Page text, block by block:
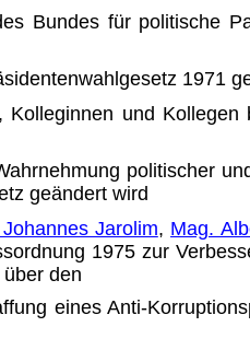
Bundes für politische
1971
Kolleginnen und Kollegen
politischer
geändert wird
Jarolim, Mag.
1975 zur
den
eines Anti-